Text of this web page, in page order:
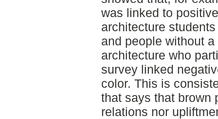
was linked to
architecture
and people without
architecture who
survey linked
color. This is
that says that brown
relations nor